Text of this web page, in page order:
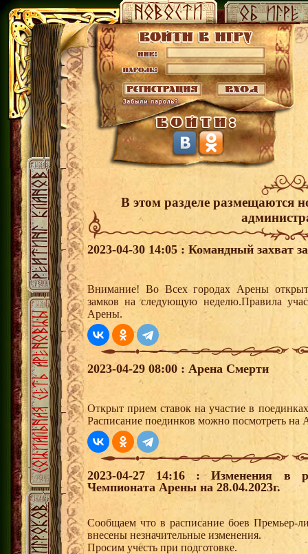
В этом разделе размещаются
2023-04-30 14:05 : Командный захват
Внимание! Во Всех городах Арены
замков на следующую неделю.Правила
Арены.
2023-04-29 08:00 : Арена Смерти
Открыт прием ставок на участие в
Расписание поединков можно посмотреть на
2023-04-27 14:16 : Изменения в
Чемпионата Арены на 28.04.2023г.
Сообщаем что в расписание боев Премьер-
внесены незначительные изменения.
Просим учесть при подготовке.